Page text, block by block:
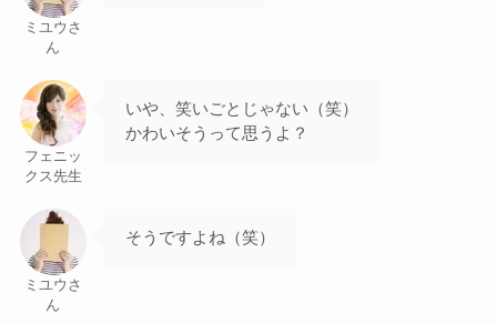
ミユウさ
ん
フェニッ
クス先生
いや、笑いごとじゃない（笑）
かわいそうって思うよ？
ミユウさ
ん
そうですよね（笑）